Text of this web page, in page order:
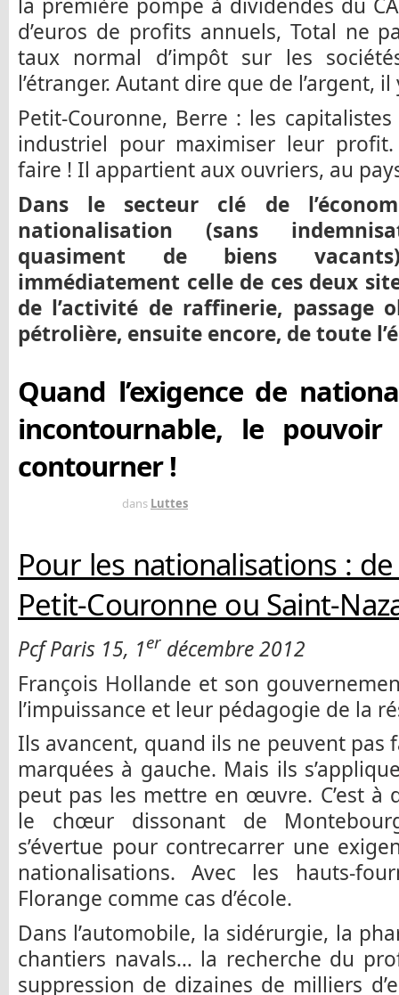
la première pompe à dividendes du
d’euros de profits annuels, Total ne
taux normal d’impôt sur les
l’étranger. Autant dire que de l’argent, il
Petit-Couronne, Berre : les
industriel pour maximiser leur
faire ! Il appartient aux ouvriers, au
Dans le secteur clé de
nationalisation (sans
quasiment de biens vacants)
immédiatement celle de ces deux
de l’activité de raffinerie, passage
pétrolière, ensuite encore, de toute
Quand l’exigence de
incontournable, le pouvoir
contourner !
dans Luttes
Pour les nationalisations :
Petit-Couronne ou Saint-
Pcf Paris 15, 1er décembre 2012
François Hollande et son
l’impuissance et leur pédagogie de la
Ils avancent, quand ils ne peuvent pas
marquées à gauche. Mais ils
peut pas les mettre en œuvre. C’est à
le chœur dissonant de
s’évertue pour contrecarrer une
nationalisations. Avec les hauts-
Florange comme cas d’école.
Dans l’automobile, la sidérurgie, la
chantiers navals… la recherche du
suppression de dizaines de milliers